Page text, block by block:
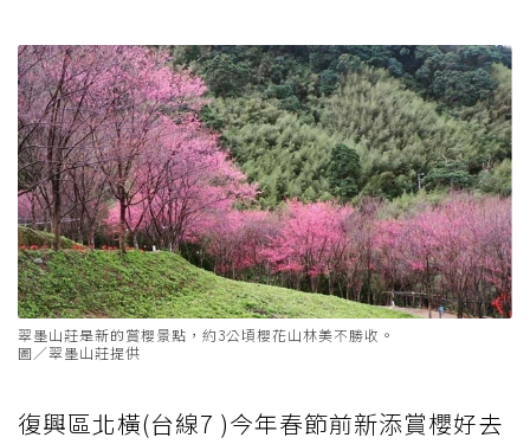
翠墨山莊是新的賞櫻景點，約3公頃櫻花山林美不勝收。
圖／翠墨山莊提供
復興區北橫(台線7 )今年春節前新添賞櫻好去